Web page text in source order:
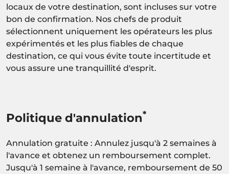
locaux de votre destination, sont incluses sur votre
bon de confirmation. Nos chefs de produit
sélectionnent uniquement les opérateurs les plus
expérimentés et les plus fiables de chaque
destination, ce qui vous évite toute incertitude et
vous assure une tranquillité d'esprit.
Politique d'annulation*
Annulation gratuite : Annulez jusqu'à 2 semaines à
l'avance et obtenez un remboursement complet.
Jusqu'à 1 semaine à l'avance, remboursement de 50